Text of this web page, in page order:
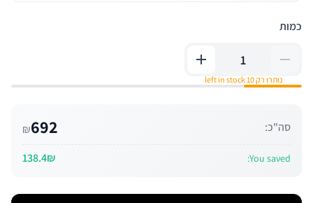
כמות
נותרו רק 10 left in stock
סה"כ: 692
₪
You saved:
138.4₪